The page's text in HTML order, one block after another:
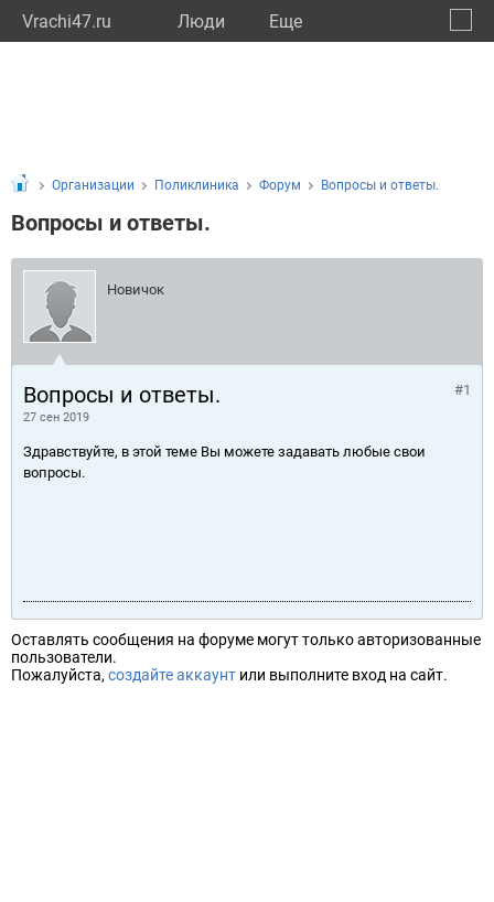
Vrachi47.ru Люди Eще
Организации Поликлиника Форум Вопросы и ответы.
Вопросы и ответы.
Новичок
Вопросы и ответы.
27 сен 2019
#1
Здравствуйте, в этой теме Вы можете задавать любые свои
вопросы.
Оставлять сообщения на форуме могут только авторизованные
пользователи.
Пожалуйста, создайте аккаунт или выполните вход на сайт.